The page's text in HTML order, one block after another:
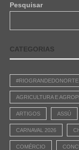
Pesquisar
CATEGORIAS
#RIOGRANDEDONORTE
AGRICULTURA E
ARTIGOS ASSÚ
CARNAVAL 2026
COMÉRCIO